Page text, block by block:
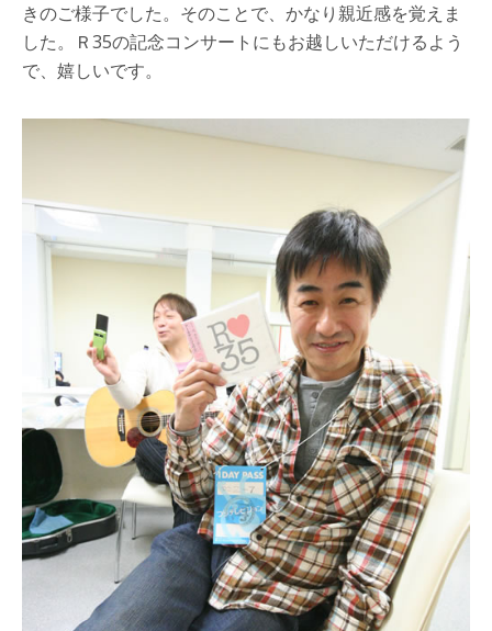
きのご様子でした。そのことで、かなり親近感を覚えま
した。Ｒ35の記念コンサートにもお越しいただけるよう
で、嬉しいです。